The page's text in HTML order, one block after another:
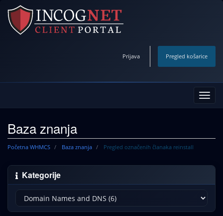
Prijava Pregled košarice
Baza znanja
Početna WHMCS Baza znanja Pregled označenih članaka reinstall
Kategorije